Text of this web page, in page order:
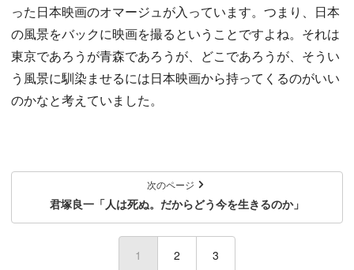
った日本映画のオマージュが入っています。つまり、日本
の風景をバックに映画を撮るということですよね。それは
東京であろうが青森であろうが、どこであろうが、そうい
う風景に馴染ませるには日本映画から持ってくるのがいい
のかなと考えていました。
次のページ
君塚良一「人は死ぬ。だからどう今を生きるのか」
1 (current)
2 3